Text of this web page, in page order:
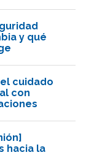
y qué
cuidado
con
hacia la